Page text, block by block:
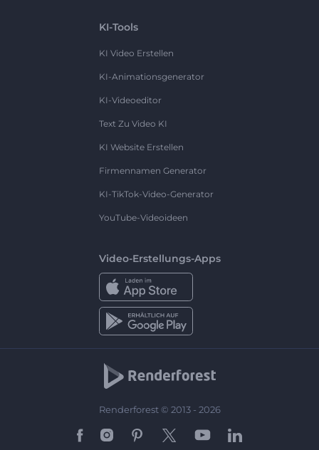
KI-Tools
KI Video Erstellen
KI-Animationsgenerator
KI-Videoeditor
Text Zu Video KI
KI Website Erstellen
Firmennamen Generator
KI-TikTok-Video-Generator
YouTube-Videoideen
Video-Erstellungs-Apps
Renderforest © 2013 - 2026